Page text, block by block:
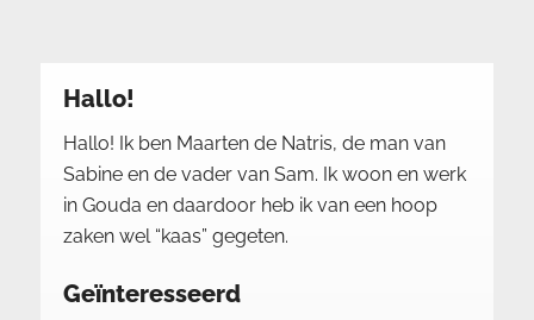
Hallo!
Hallo! Ik ben Maarten de Natris, de man van
Sabineen de vader van Sam. Ik woon en werk
in Gouda en daardoor heb ik van een hoop
zaken wel “kaas” gegeten.
Geïnteresseerd